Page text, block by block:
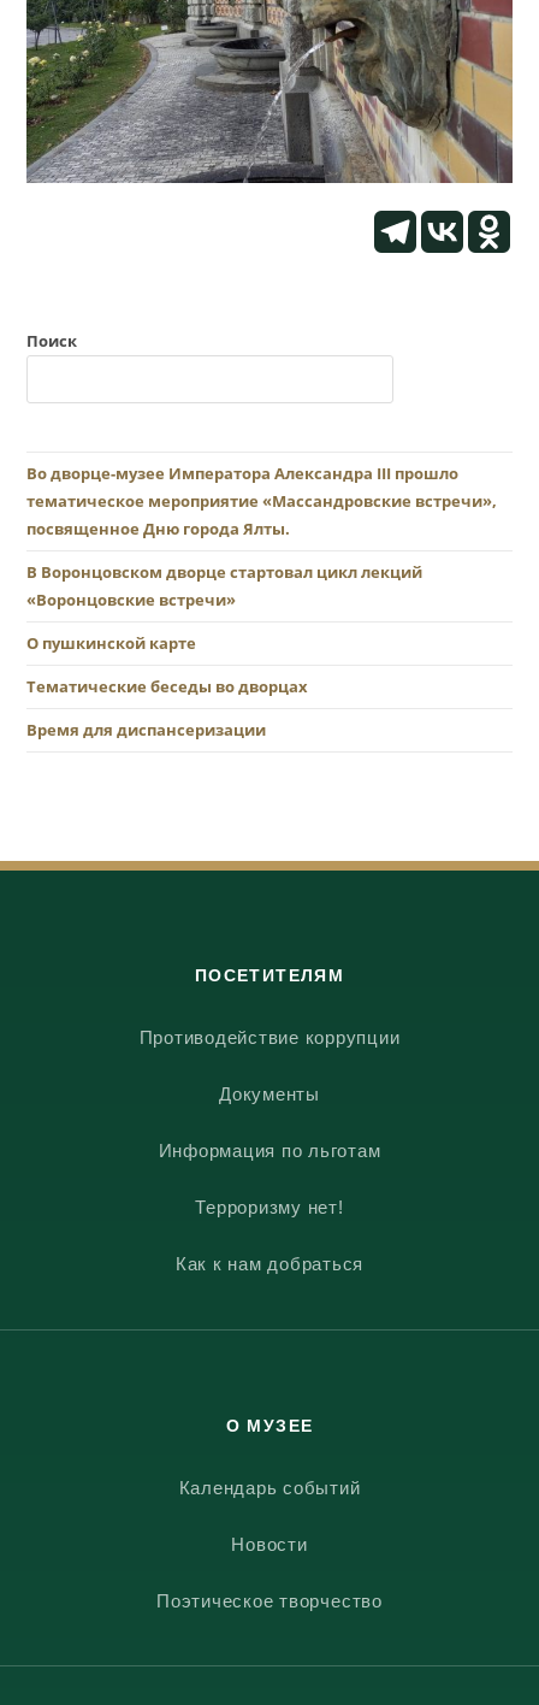
Поиск
Во дворце-музее Императора Александра III прошло
тематическое мероприятие «Массандровские встречи»,
посвященное Дню города Ялты.
В Воронцовском дворце стартовал цикл лекций
«Воронцовские встречи»
О пушкинской карте
Тематические беседы во дворцах
Время для диспансеризации
ПОСЕТИТЕЛЯМ
Противодействие коррупции
Документы
Информация по льготам
Терроризму нет!
Как к нам добраться
О МУЗЕЕ
Календарь событий
Новости
Поэтическое творчество